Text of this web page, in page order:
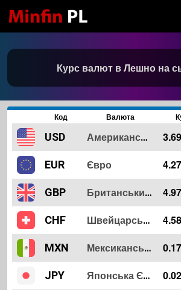
Курс валют в Лешно на
Код Валюта
USD Американський долар
EUR Євро
GBP Британський Фунт
CHF Швейцарський Франк
MXN Мексиканське песо
JPY Японська Єна